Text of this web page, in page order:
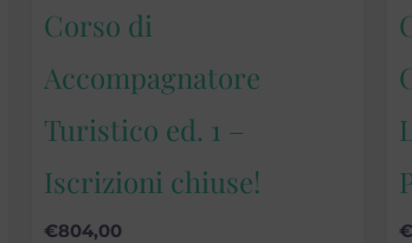
Corso di
Accompagnatore
Turistico ed. 1 –
Iscrizioni chiuse!
€804,00 €